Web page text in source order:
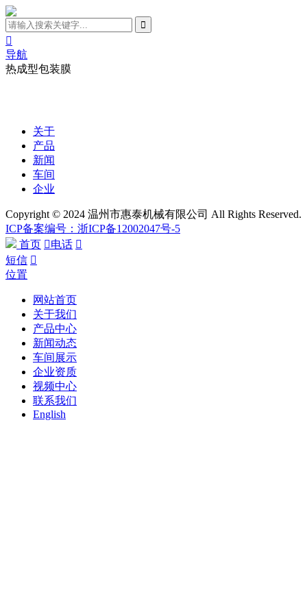

导航
热成型包装膜
关于
产品
新闻
车间
企业
Copyright © 2024 温州市惠泰机械有限公司 All Rights Reserved.
ICP备案编号：浙ICP备12002047号-5
首页 电话 
短信 
位置
网站首页
关于我们
产品中心
新闻动态
车间展示
企业资质
视频中心
联系我们
English